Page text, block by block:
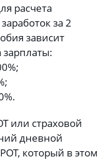
расчета
за 2
зависит
зарплаты:
или страховой
дневной
который в этом